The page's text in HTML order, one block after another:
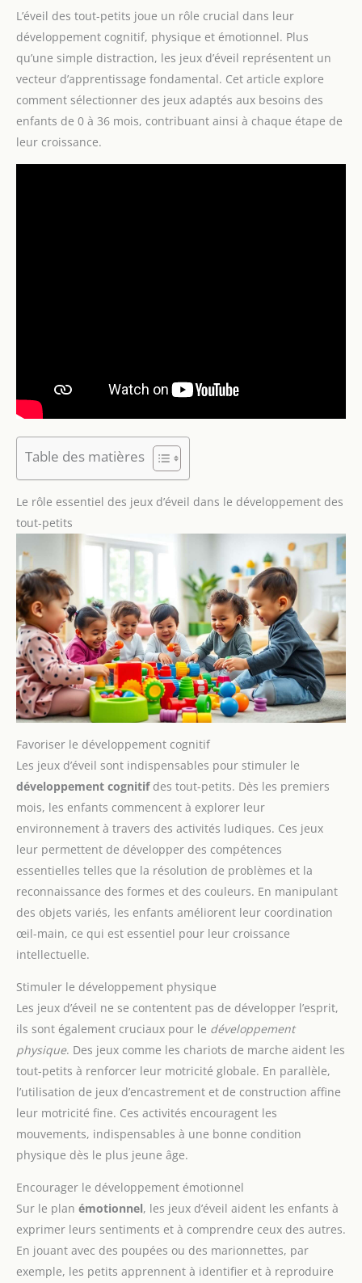
L’éveil des tout-petits joue un rôle crucial dans leur
développement cognitif, physique et émotionnel. Plus
qu’une simple distraction, les jeux d’éveil représentent un
vecteur d’apprentissage fondamental. Cet article explore
comment sélectionner des jeux adaptés aux besoins des
enfants de 0 à 36 mois, contribuant ainsi à chaque étape de
leur croissance.
Table des matières
Le rôle essentiel des jeux d’éveil dans le développement des
tout-petits
Favoriser le développement cognitif
Les jeux d’éveil sont indispensables pour stimuler le
développement cognitifdes tout-petits. Dès les premiers
mois, les enfants commencent à explorer leur
environnement à travers des activités ludiques. Ces jeux
leur permettent de développer des compétences
essentielles telles que la résolution de problèmes et la
reconnaissance des formes et des couleurs. En manipulant
des objets variés, les enfants améliorent leur coordination
œil-main, ce qui est essentiel pour leur croissance
intellectuelle.
Stimuler le développement physique
Les jeux d’éveil ne se contentent pas de développer l’esprit,
ils sont également cruciaux pour le développement
physique. Des jeux comme les chariots de marche aident les
tout-petits à renforcer leur motricité globale. En parallèle,
l’utilisation de jeux d’encastrement et de construction affine
leur motricité fine. Ces activités encouragent les
mouvements, indispensables à une bonne condition
physique dès le plus jeune âge.
Encourager le développement émotionnel
Sur le plan émotionnel, les jeux d’éveil aident les enfants à
exprimer leurs sentiments et à comprendre ceux des autres.
En jouant avec des poupées ou des marionnettes, par
exemple, les petits apprennent à identifier et à reproduire